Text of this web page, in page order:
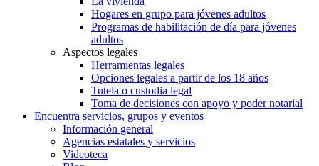
Hogares en grupo para jóvenes adultos
Programas de habilitación de día para jóvenes
adultos
Aspectos legales
Herramientas legales
Opciones legales a partir de los 18 años
Tutela o custodia legal
Toma de decisiones con apoyo y poder notarial
Encuentra servicios, grupos y eventos
Información general
Agencias estatales y servicios
Videoteca